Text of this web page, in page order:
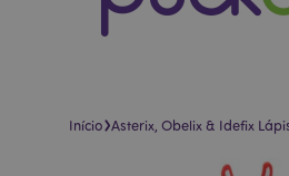
Início›Asterix, Obelix & Idefix